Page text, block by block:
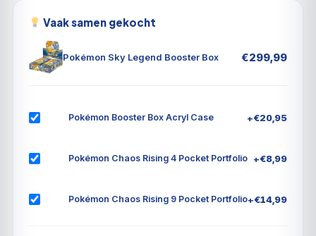
Vaak samen gekocht
Pokémon Sky Legend Booster Box €299,99
Pokémon Booster Box Acryl Case +€20,95
Pokémon Chaos Rising 4 Pocket Portfolio +€8,99
Pokémon Chaos Rising 9 Pocket Portfolio+€14,99